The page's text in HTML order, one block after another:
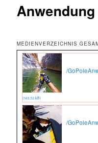
Anwendung
MEDIENVERZEICHNIS
/
(163.52 kB)
/